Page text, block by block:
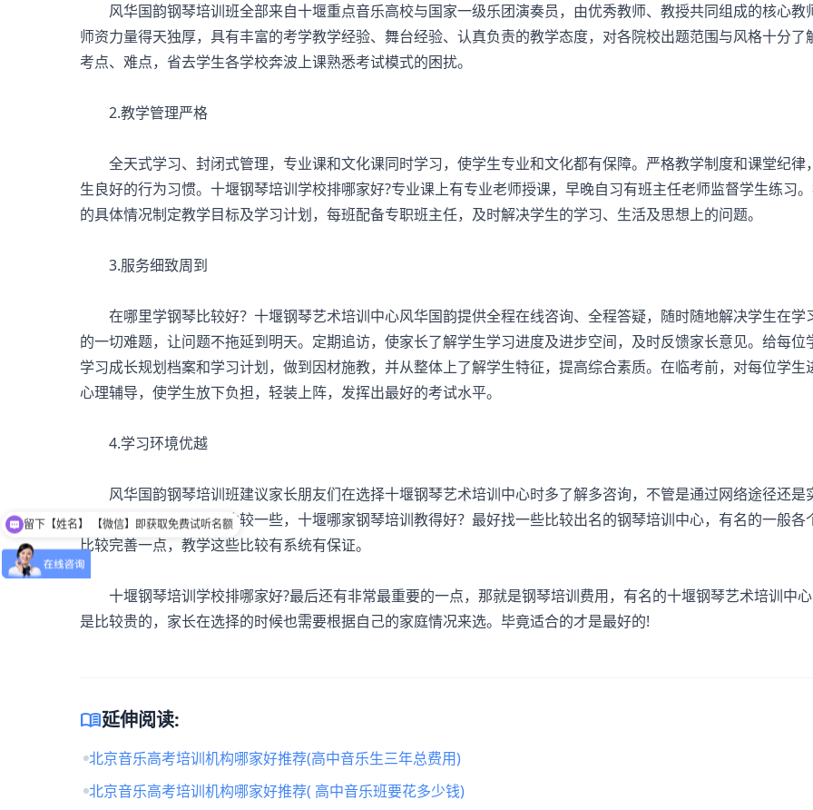
风华国韵钢琴培训班全部来自十堰重点音乐高校与国家一级乐团演奏员，由优秀教师、教授共同组成的核心教
师资力量得天独厚，具有丰富的考学教学经验、舞台经验、认真负责的教学态度，对各院校出题范围与风格十分了
考点、难点，省去学生各学校奔波上课熟悉考试模式的困扰。
2.教学管理严格
全天式学习、封闭式管理，专业课和文化课同时学习，使学生专业和文化都有保障。严格教学制度和课堂纪律
生良好的行为习惯。十堰钢琴培训学校排哪家好?专业课上有专业老师授课，早晚自习有班主任老师监督学生练习
的具体情况制定教学目标及学习计划，每班配备专职班主任，及时解决学生的学习、生活及思想上的问题。
3.服务细致周到
在哪里学钢琴比较好？十堰钢琴艺术培训中心风华国韵提供全程在线咨询、全程答疑，随时随地解决学生在学
的一切难题，让问题不拖延到明天。定期追访，使家长了解学生学习进度及进步空间，及时反馈家长意见。给每位
学习成长规划档案和学习计划，做到因材施教，并从整体上了解学生特征，提高综合素质。在临考前，对每位学生
心理辅导，使学生放下负担，轻装上阵，发挥出最好的考试水平。
4.学习环境优越
风华国韵钢琴培训班建议家长朋友们在选择十堰钢琴艺术培训中心时多了解多咨询，不管是通过网络途径还是
都要看多几家，这样好比较一些，十堰哪家钢琴培训教得好？最好找一些比较出名的钢琴培训中心，有名的一般各
比较完善一点，教学这些比较有系统有保证。
十堰钢琴培训学校排哪家好?最后还有非常最重要的一点，那就是钢琴培训费用，有名的十堰钢琴艺术培训中
是比较贵的，家长在选择的时候也需要根据自己的家庭情况来选。毕竟适合的才是最好的!
menu_book延伸阅读:
北京音乐高考培训机构哪家好推荐(高中音乐生三年总费用)
北京音乐高考培训机构哪家好推荐( 高中音乐班要花多少钱)
留下【姓名】 【微信】即获取免费试听名额